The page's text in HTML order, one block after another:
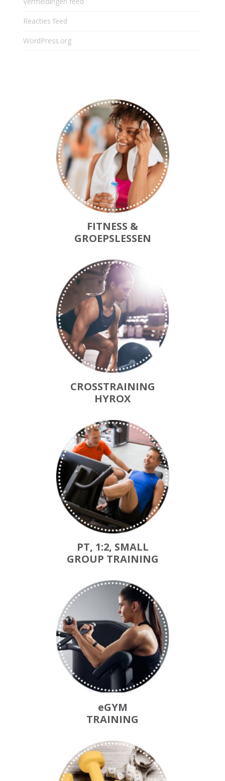
Reacties feed
WordPress.org
FITNESS &
GROEPSLESSEN
CROSSTRAINING
HYROX
PT, 1:2, SMALL
GROUP TRAINING
eGYM
TRAINING